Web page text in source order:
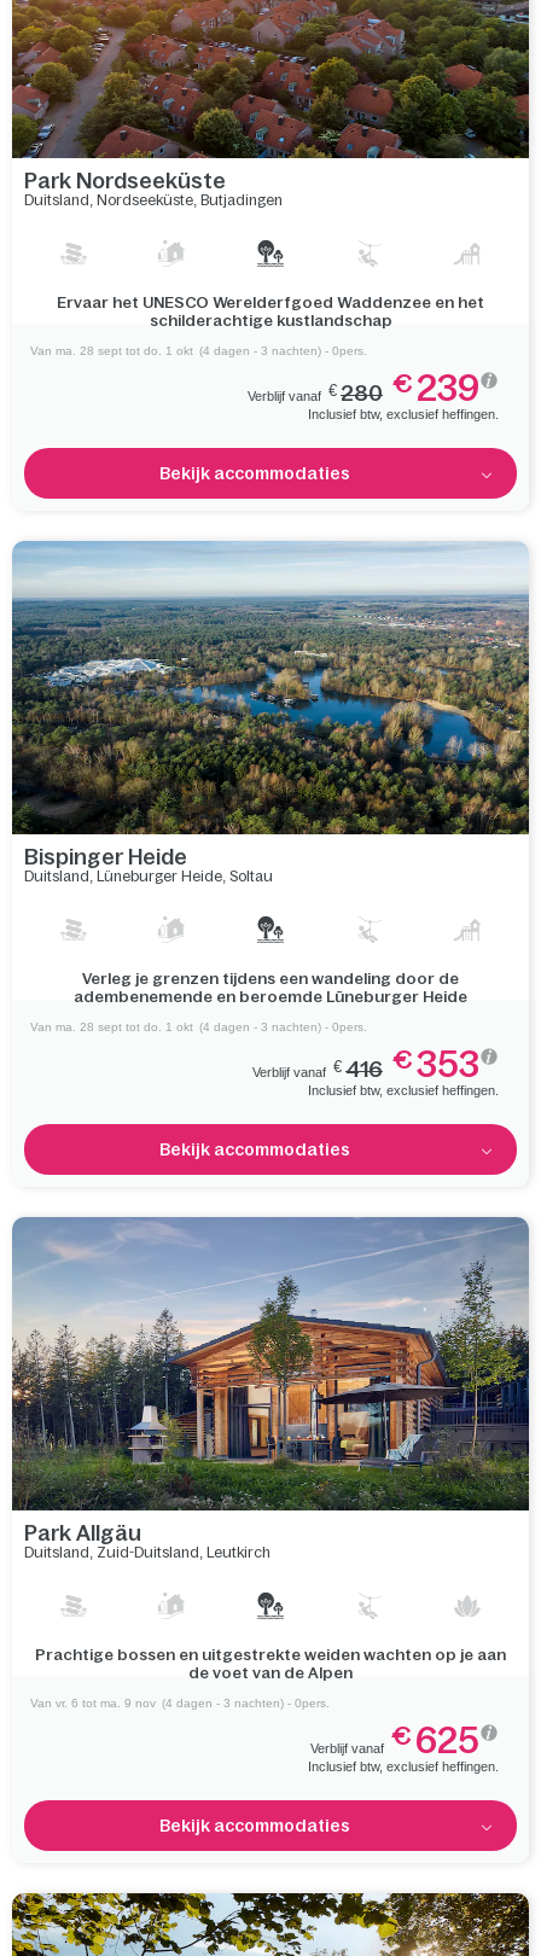
Park Nordseeküste
Duitsland Nordseeküste Butjadingen
Ervaar het UNESCO Werelderfgoed Waddenzee en het
schilderachtige kustlandschap
Van ma. 28 sept tot do. 1 okt (4 dagen - 3 nachten) - 0pers.
Verblijf vanaf € 280 € 239
Inclusief btw, exclusief heffingen.
Bekijk accommodaties
Bispinger Heide
Duitsland Lüneburger Heide Soltau
Verleg je grenzen tijdens een wandeling door de
adembenemende en beroemde Lüneburger Heide
Van ma. 28 sept tot do. 1 okt (4 dagen - 3 nachten) - 0pers.
Verblijf vanaf € 416 €353
Inclusief btw, exclusief heffingen.
Bekijk accommodaties
Park Allgäu
Duitsland Zuid-Duitsland Leutkirch
Prachtige bossen en uitgestrekte weiden wachten op je aan
de voet van de Alpen
Van vr. 6 tot ma. 9 nov (4 dagen - 3 nachten) - 0pers.
Verblijf vanaf € 625
Inclusief btw, exclusief heffingen.
Bekijk accommodaties